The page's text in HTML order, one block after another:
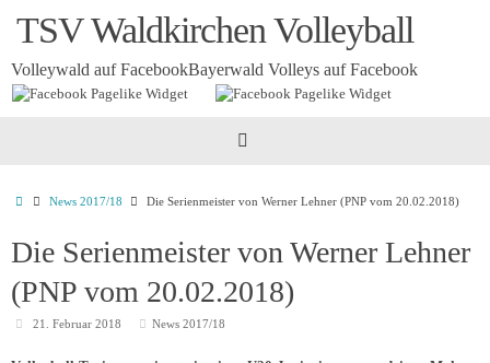
InhaltTSV Waldkirchen Volleyball
Volleywald auf FacebookBayerwald Volleys auf Facebook
Startseite
News 2017/18 Die Serienmeister von Werner Lehner (PNP vom 20.02.2018)
Die Serienmeister von Werner Lehner
(PNP vom 20.02.2018)
21. Februar 2018 News 2017/18